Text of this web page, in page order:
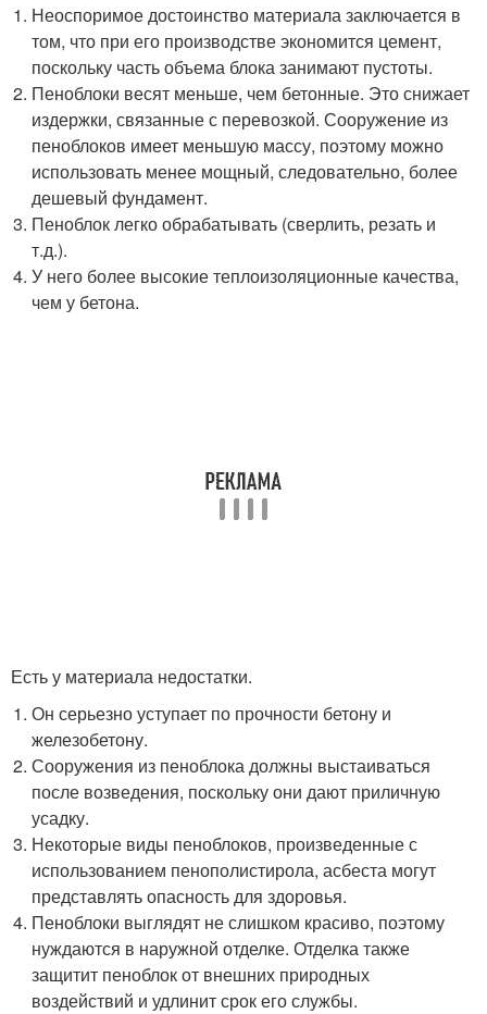
Неоспоримое достоинство материала заключается в
том, что при его производстве экономится цемент,
поскольку часть объема блока занимают пустоты.
Пеноблоки весят меньше, чем бетонные. Это снижает
издержки, связанные с перевозкой. Сооружение из
пеноблоков имеет меньшую массу, поэтому можно
использовать менее мощный, следовательно, более
дешевый фундамент.
Пеноблок легко обрабатывать (сверлить, резать и
т.д.).
У него более высокие теплоизоляционные качества,
чем у бетона.
Есть у материала недостатки.
Он серьезно уступает по прочности бетону и
железобетону.
Сооружения из пеноблока должны выстаиваться
после возведения, поскольку они дают приличную
усадку.
Некоторые виды пеноблоков, произведенные с
использованием пенополистирола, асбеста могут
представлять опасность для здоровья.
Пеноблоки выглядят не слишком красиво, поэтому
нуждаются в наружной отделке. Отделка также
защитит пеноблок от внешних природных
воздействий и удлинит срок его службы.